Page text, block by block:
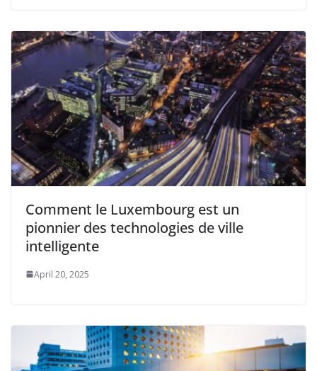
Comment le Luxembourg est un
pionnier des technologies de ville
intelligente
April 20, 2025